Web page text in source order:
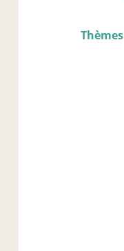
Thèmes